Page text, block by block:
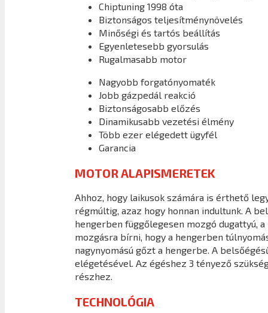
Chiptuning 1998 óta
Biztonságos teljesítménynövelés
Minőségi és tartós beállítás
Egyenletesebb gyorsulás
Rugalmasabb motor
Nagyobb forgatónyomaték
Jobb gázpedál reakció
Biztonságosabb előzés
Dinamikusabb vezetési élmény
Több ezer elégedett ügyfél
Garancia
MOTOR ALAPISMERETEK
Ahhoz, hogy laikusok számára is érthető
régmúltig, azaz hogy honnan indultunk. A
hengerben függőlegesen mozgó dugattyú,
mozgásra bírni, hogy a hengerben
nagynyomású gőzt a hengerbe. A
elégetésével. Az égéshez 3 tényező
részhez.
TECHNOLÓGIA